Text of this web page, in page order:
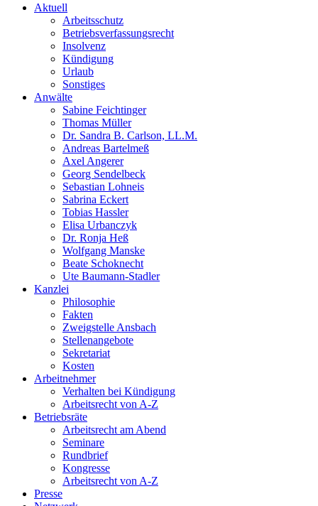
Aktuell
Arbeitsschutz
Betriebsverfassungsrecht
Insolvenz
Kündigung
Urlaub
Sonstiges
Anwälte
Sabine Feichtinger
Thomas Müller
Dr. Sandra B. Carlson, LL.M.
Andreas Bartelmeß
Axel Angerer
Georg Sendelbeck
Sebastian Lohneis
Sabrina Eckert
Tobias Hassler
Elisa Urbanczyk
Dr. Ronja Heß
Wolfgang Manske
Beate Schoknecht
Ute Baumann-Stadler
Kanzlei
Philosophie
Fakten
Zweigstelle Ansbach
Stellenangebote
Sekretariat
Kosten
Arbeitnehmer
Verhalten bei Kündigung
Arbeitsrecht von A-Z
Betriebsräte
Arbeitsrecht am Abend
Seminare
Rundbrief
Kongresse
Arbeitsrecht von A-Z
Presse